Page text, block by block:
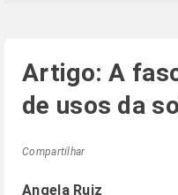
Artigo: A
de usos da
Compartilhar
Angela Ruiz